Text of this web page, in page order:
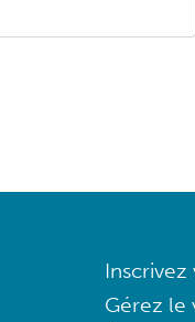
Gérez le